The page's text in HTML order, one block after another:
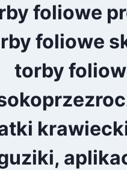
foliowe
foliowe
torby